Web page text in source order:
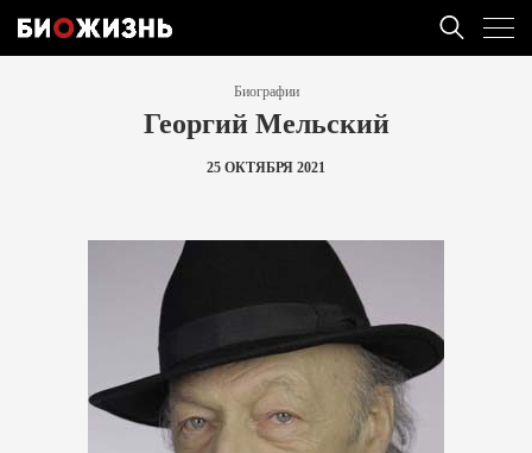
Биографии
Георгий Мельский
25 ОКТЯБРЯ 2021